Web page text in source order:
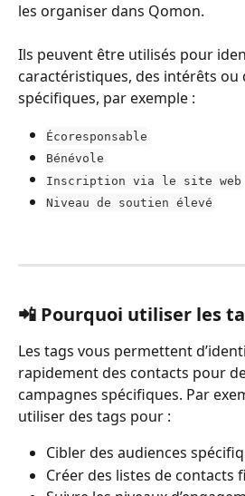
les organiser dans Qomon.
Ils peuvent être utilisés pour
caractéristiques, des intérêts ou
spécifiques, par exemple :
Écoresponsable
Bénévole
Inscription via le site web
Niveau de soutien élevé
📲 Pourquoi utiliser les
Les tags vous permettent
rapidement des contacts pour
campagnes spécifiques. Par
utiliser des tags pour :
Cibler des audiences
Créer des listes de contacts